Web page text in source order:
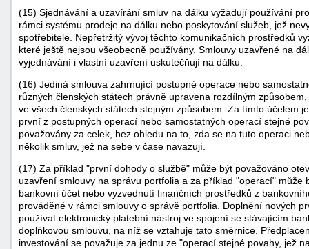
(15) Sjednávání a uzavírání smluv na dálku vyžadují používání
rámci systému prodeje na dálku nebo poskytování služeb, jež
spotřebitele. Nepřetržitý vývoj těchto komunikačních prostředků
které ještě nejsou všeobecně používány. Smlouvy uzavřené na
vyjednávání i vlastní uzavření uskutečňují na dálku.
(16) Jediná smlouva zahrnující postupné operace nebo
různých členských státech právně upravena rozdílným
ve všech členských státech stejným způsobem. Za tímto účelem
první z postupných operací nebo samostatných operací stejné
považovány za celek, bez ohledu na to, zda se na tuto operaci
několik smluv, jež na sebe v čase navazují.
(17) Za příklad "první dohody o službě" může být považováno
uzavření smlouvy na správu portfolia a za příklad "operací"
bankovní účet nebo vyzvednutí finančních prostředků z
prováděné v rámci smlouvy o správě portfolia. Doplnění nových
používat elektronický platební nástroj ve spojení se stávajícím
doplňkovou smlouvu, na níž se vztahuje tato směrnice.
investování se považuje za jednu ze "operací stejné povahy, jež
škod"